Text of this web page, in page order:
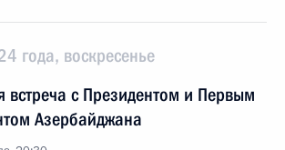
года, воскресенье
встреча с Президентом и Первым
Азербайджана